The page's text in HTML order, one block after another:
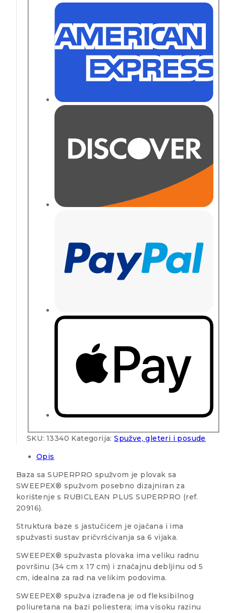
SKU: 13340 Kategorija:Spužve, gleteri i posude
Opis
Baza sa SUPERPRO spužvom je plovak sa
SWEEPEX® spužvom posebno dizajniran za
korištenje s RUBICLEAN PLUS SUPERPRO (ref.
20916).
Struktura baze s jastučićem je ojačana i ima
spužvasti sustav pričvršćivanja sa 6 vijaka.
SWEEPEX® spužvasta plovaka ima veliku radnu
površinu (34 cm x 17 cm) i značajnu debljinu od 5
cm, idealna za rad na velikim podovima.
SWEEPEX® spužva izrađena je od fleksibilnog
poliuretana na bazi poliestera; ima visoku razinu